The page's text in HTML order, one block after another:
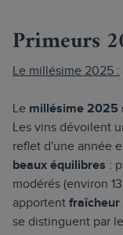
Primeurs
Le millésime 2025 :
Le millésime 2025
Les vins dévoilent
reflet d'une année
beaux équilibres :
modérés (environ
apportent fraîcheur
se distinguent par